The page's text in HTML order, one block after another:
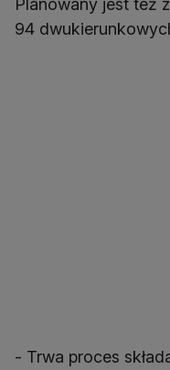
Planowany jest też
94
- Trwa proces